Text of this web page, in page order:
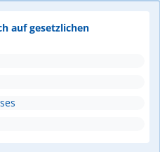
auf gesetzlichen